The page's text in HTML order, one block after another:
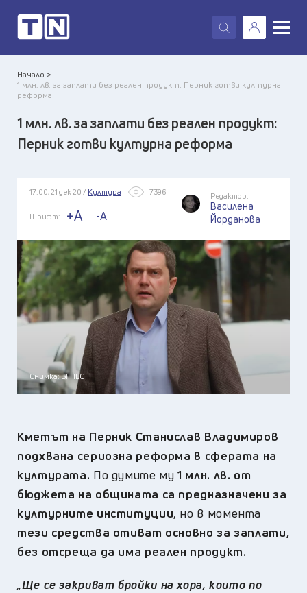
X
Начало >
1 млн. лв. за заплати без реален продукт: Перник готви културна
реформа
1 млн. лв. за заплати без реален продукт:
Перник готви културна реформа
17:00, 21 дек 20 / Култура 7396
Шрифт: +A -A
Редактор:
Василена
Йорданова
Снимка: БГНЕС
Кметът на Перник Станислав Владимиров
подхвана сериозна реформа в сферата на
културата. По думите му1 млн. лв. от
бюджета на общината са предназначени за
културните институции, но в момента
тези средства отиват основно за заплати,
без отсреща да има реален продукт.
„Ще се закриват бройки на хора, които по